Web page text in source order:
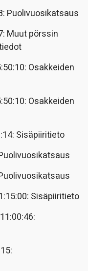
Puolivuosikatsaus
Muut pörssin
Osakkeiden
Osakkeiden
Sisäpiiritieto
Sisäpiiritieto